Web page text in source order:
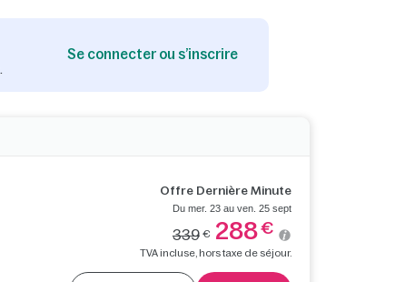
Se connecter ou s’inscrire
Offre Dernière Minute
Du mer. 23 au ven. 25 sept
339 € 288€
TVA incluse, hors taxe de séjour.